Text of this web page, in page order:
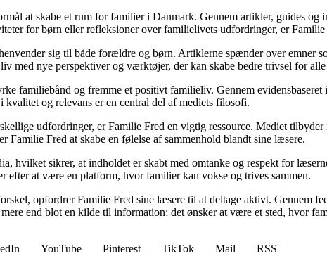
at skabe et rum for familier i Danmark. Gennem artikler, guides
for børn eller refleksioner over familielivets udfordringer, er
sig til både forældre og børn. Artiklerne spænder over emner
med nye perspektiver og værktøjer, der kan skabe bedre trivsel for
familiebånd og fremme et positivt familieliv. Gennem
kvalitet og relevans er en central del af mediets filosofi.
udfordringer, er Familie Fred en vigtig ressource. Mediet
Familie Fred at skabe en følelse af sammenhold blandt sine læsere.
hvilket sikrer, at indholdet er skabt med omtanke og respekt for
at være en platform, hvor familier kan vokse og trives sammen.
opfordrer Familie Fred sine læsere til at deltage aktivt. Gennem
end blot en kilde til information; det ønsker at være et sted, hvor
YouTube Pinterest TikTok Mail
RSS